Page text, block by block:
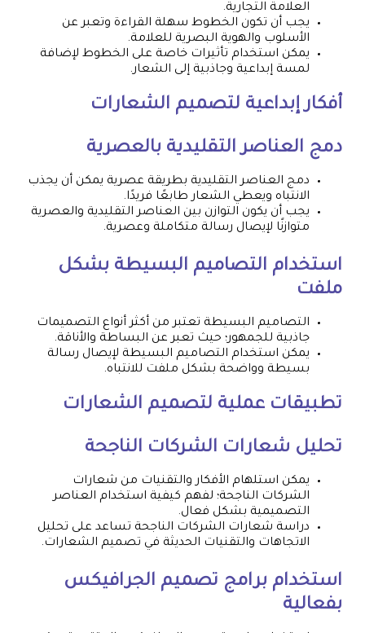
العلامة التجارية.
يجب أن تكون الخطوط سهلة القراءة وتعبر عن
الأسلوب والهوية البصرية للعلامة.
يمكن استخدام تأثيرات خاصة على الخطوط لإضافة
لمسة إبداعية وجاذبية إلى الشعار.
أفكار إبداعية لتصميم الشعارات
دمج العناصر التقليدية بالعصرية
دمج العناصر التقليدية بطريقة عصرية يمكن أن يجذب
الانتباه ويعطي الشعار طابعًا فريدًا.
يجب أن يكون التوازن بين العناصر التقليدية والعصرية
متوازنًا لإيصال رسالة متكاملة وعصرية.
استخدام التصاميم البسيطة بشكل
ملفت
التصاميم البسيطة تعتبر من أكثر أنواع التصميمات
جاذبية للجمهور؛ حيث تعبر عن البساطة والأناقة.
يمكن استخدام التصاميم البسيطة لإيصال رسالة
بسيطة وواضحة بشكل ملفت للانتباه.
تطبيقات عملية لتصميم الشعارات
تحليل شعارات الشركات الناجحة
يمكن استلهام الأفكار والتقنيات من شعارات
الشركات الناجحة؛ لفهم كيفية استخدام العناصر
التصميمية بشكل فعال.
دراسة شعارات الشركات الناجحة تساعد على تحليل
الاتجاهات والتقنيات الحديثة في تصميم الشعارات.
استخدام برامج تصميم الجرافيكس
بفعالية